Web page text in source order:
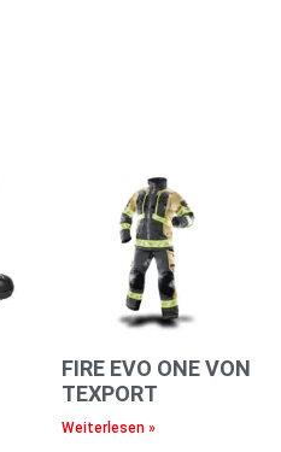
FIRE EVO ONE VON
TEXPORT
Weiterlesen »